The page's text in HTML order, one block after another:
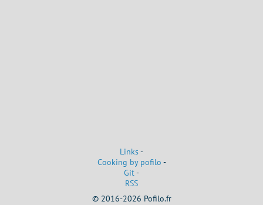
Links-
Cooking by pofilo -
Git-
RSS
© 2016-2026 Pofilo.fr